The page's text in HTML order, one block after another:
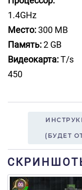
1.4GHz
Место: 300 MB
Память:2 GB
Видеокарта:T/s
450
(БУДЕТ